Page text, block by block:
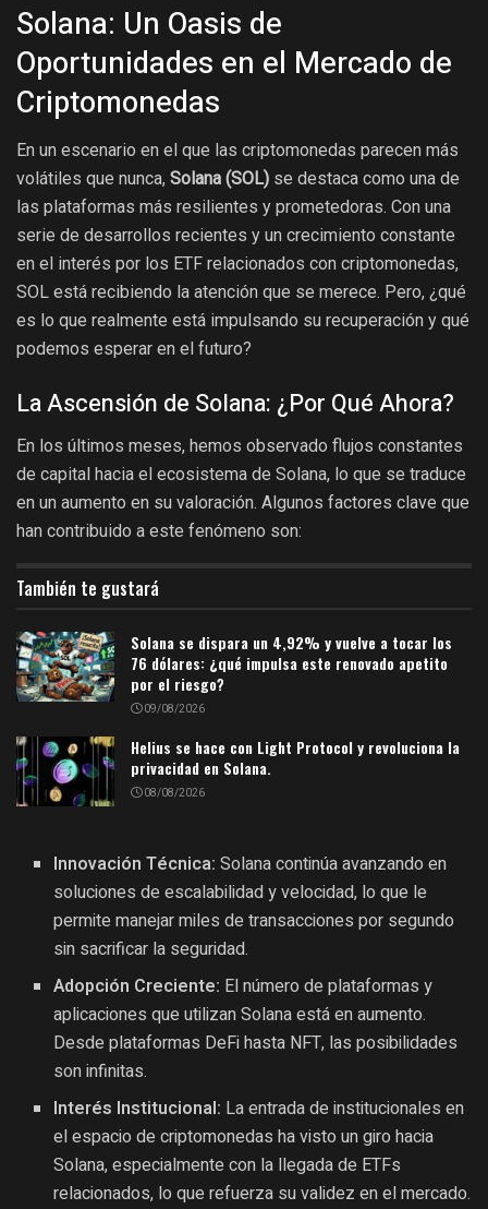
Solana: Un Oasis de
Oportunidades en el Mercado de
Criptomonedas
En un escenario en el que las criptomonedas parecen más
volátiles que nunca, Solana (SOL) se destaca como una de
las plataformas más resilientes y prometedoras. Con una
serie de desarrollos recientes y un crecimiento constante
en el interés por los ETF relacionados con criptomonedas,
SOL está recibiendo la atención que se merece. Pero, ¿qué
es lo que realmente está impulsando su recuperación y qué
podemos esperar en el futuro?
La Ascensión de Solana: ¿Por Qué Ahora?
En los últimos meses, hemos observado flujos constantes
de capital hacia el ecosistema de Solana, lo que se traduce
en un aumento en su valoración. Algunos factores clave que
han contribuido a este fenómeno son:
También te gustará
Solana se dispara un 4,92% y vuelve a tocar los
76 dólares: ¿qué impulsa este renovado apetito
por el riesgo?
09/08/2026
Helius se hace con Light Protocol y revoluciona la
privacidad en Solana.
08/08/2026
Innovación Técnica: Solana continúa avanzando en
soluciones de escalabilidad y velocidad, lo que le
permite manejar miles de transacciones por segundo
sin sacrificar la seguridad.
Adopción Creciente: El número de plataformas y
aplicaciones que utilizan Solana está en aumento.
Desde plataformas DeFi hasta NFT, las posibilidades
son infinitas.
Interés Institucional: La entrada de institucionales en
el espacio de criptomonedas ha visto un giro hacia
Solana, especialmente con la llegada de ETFs
relacionados, lo que refuerza su validez en el mercado.